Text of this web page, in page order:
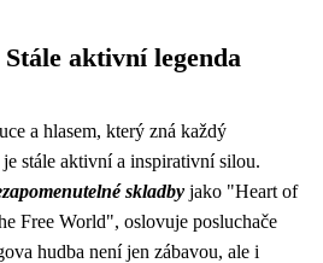
aktivní legenda
a hlasem, který zná každý
stále aktivní a inspirativní silou.
skladby jako "Heart of
Free World", oslovuje posluchače
hudba není jen zábavou, ale i